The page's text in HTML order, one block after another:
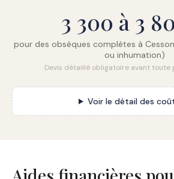
3 300 à 3
pour des obsèques complètes à
ou inhumation)
Devis détaillé obligatoire avant toute
Voir le détail des